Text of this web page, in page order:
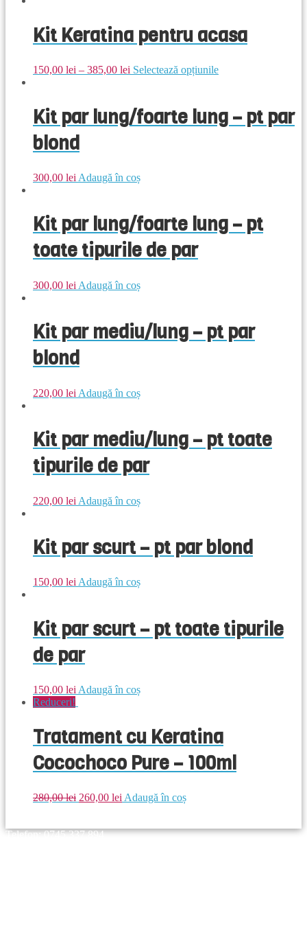
Kit Keratina pentru acasa
150,00 lei – 385,00 lei Selectează opțiunile
Kit par lung/foarte lung – pt par
blond
300,00 lei Adaugă în coș
Kit par lung/foarte lung – pt
toate tipurile de par
300,00 lei Adaugă în coș
Kit par mediu/lung – pt par
blond
220,00 lei Adaugă în coș
Kit par mediu/lung – pt toate
tipurile de par
220,00 lei Adaugă în coș
Kit par scurt – pt par blond
150,00 lei Adaugă în coș
Kit par scurt – pt toate tipurile
de par
150,00 lei Adaugă în coș
Reduceri!
Tratament cu Keratina
Cocochoco Pure – 100ml
280,00lei 260,00 lei Adaugă în coș
Telefon: 0745.337.894